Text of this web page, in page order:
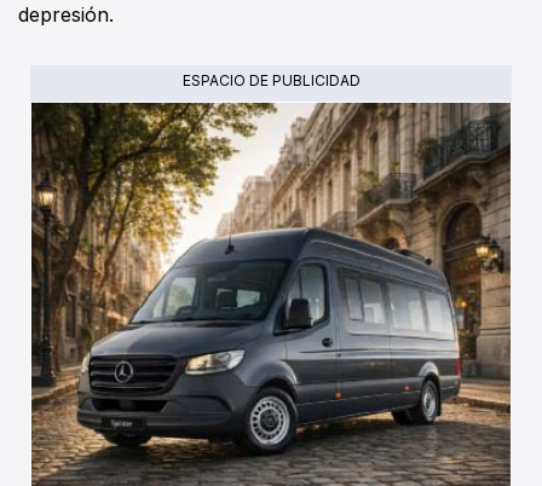
depresión.
ESPACIO DE PUBLICIDAD